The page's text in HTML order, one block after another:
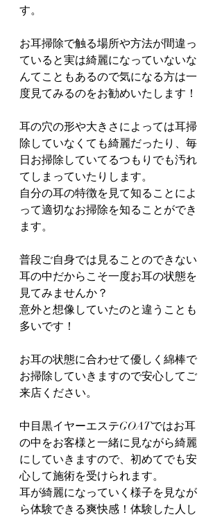
す。
お耳掃除で触る場所や方法が間違っ
ていると実は綺麗になっていないな
んてこともあるので気になる方は一
度見てみるのをお勧めいたします！
耳の穴の形や大きさによっては耳掃
除していなくても綺麗だったり、毎
日お掃除していてるつもりでも汚れ
てしまっていたりします。
自分の耳の特徴を見て知ることによ
って適切なお掃除を知ることができ
ます。
普段ご自身では見ることのできない
耳の中だからこそ一度お耳の状態を
見てみませんか？
意外と想像していたのと違うことも
多いです！
お耳の状態に合わせて優しく綿棒で
お掃除していきますので安心してご
来店ください。
中目黒イヤーエステGOATではお耳
の中をお客様と一緒に見ながら綺麗
にしていきますので、初めてでも安
心して施術を受けられます。
耳が綺麗になっていく様子を見なが
ら体験できる爽快感！体験した人し